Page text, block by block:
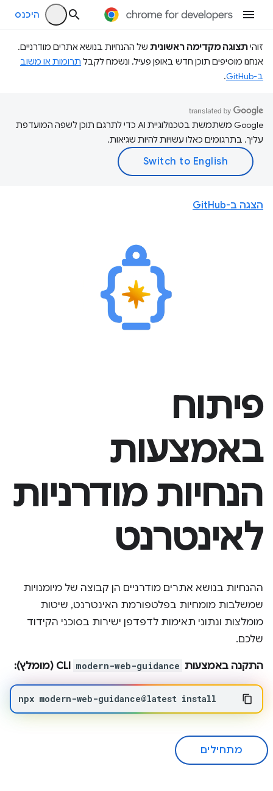
היכנס
זוהיתצוגה מקדימה ראשונית של ההנחיות בנושא אתרים מודרניים.
אנחנו מוסיפים תוכן חדש באופן פעיל, ונשמח לקבל תרומות או משוב
ב-GitHub
.
‫Google משתמשת בטכנולוגיית AI כדי לתרגם תוכן לשפה המועדפת
עליך. בתרגומים כאלו עשויות להיות שגיאות.
פיתוח
באמצעות
הנחיות מודרניות
לאינטרנט
ההנחיות בנושא אתרים מודרניים הן קבוצה של מיומנויות
שמשלבות מומחיות בפלטפורמת האינטרנט, שיטות
מומלצות ונתוני תאימות לדפדפן ישירות בסוכני הקידוד
שלכם.
התקנה באמצעות modern-web-guidance
npx modern-web-guidance@latest install
מתחילים
הצגה ב-GitHub